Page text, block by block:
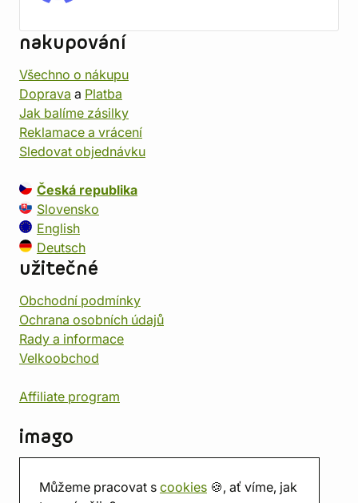
Můžeme pracovat s cookies 🍪, ať víme, jak
nakupování
Všechno o nákupu
Doprava a Platba
Jak balíme zásilky
Reklamace a vrácení
Sledovat objednávku
Česká republika
Slovensko
English
Deutsch
užitečné
Obchodní podmínky
Ochrana osobních údajů
Rady a informace
Velkoobchod
Affiliate program
imago
Prodejna